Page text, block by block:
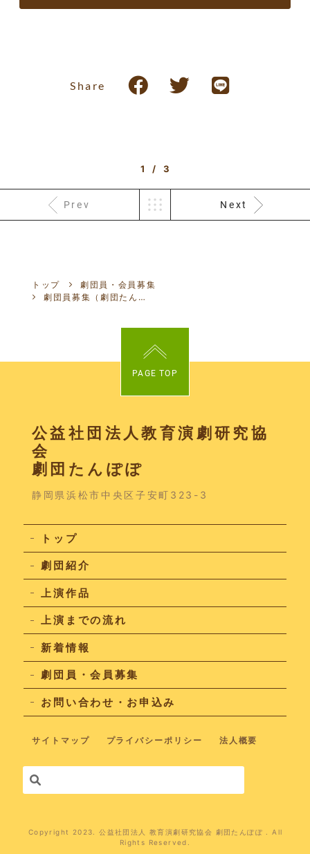
Share
1 / 3
Prev Next
トップ
劇団員・会員募集
劇団員募集（劇団たんぽぽ）
PAGE TOP
公益社団法人教育演劇研究協
会
劇団たんぽぽ
静岡県浜松市中央区子安町323-3
トップ
劇団紹介
上演作品
上演までの流れ
新着情報
劇団員・会員募集
お問い合わせ・お申込み
サイトマップ プライバシーポリシー 法人概要
Copyright 2023. 公益社団法人 教育演劇研究協会 劇団たんぽぽ . All
Rights Reserved.